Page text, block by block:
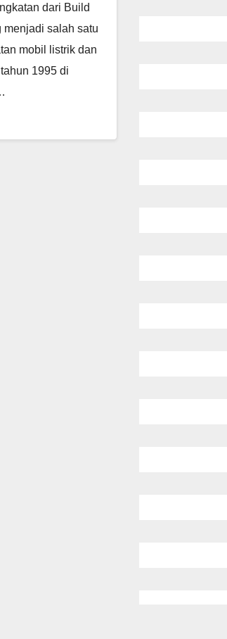
dari Build
menjadi salah satu
mobil listrik dan
1995 di